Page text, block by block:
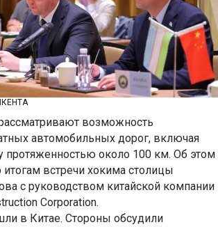
возможность
автомобильных дорог, включая
протяженностью около 100 км. Об этом
итогам встречи хокима столицы
с руководством китайской компании
Corporation.
в Китае. Стороны обсудили